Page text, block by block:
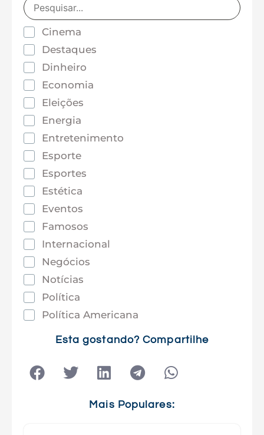
Cinema
Destaques
Dinheiro
Economia
Eleições
Energia
Entretenimento
Esporte
Esportes
Estética
Eventos
Famosos
Internacional
Negócios
Notícias
Política
Política Americana
Tecnologia
Esta gostando? Compartilhe
Mais Populares: